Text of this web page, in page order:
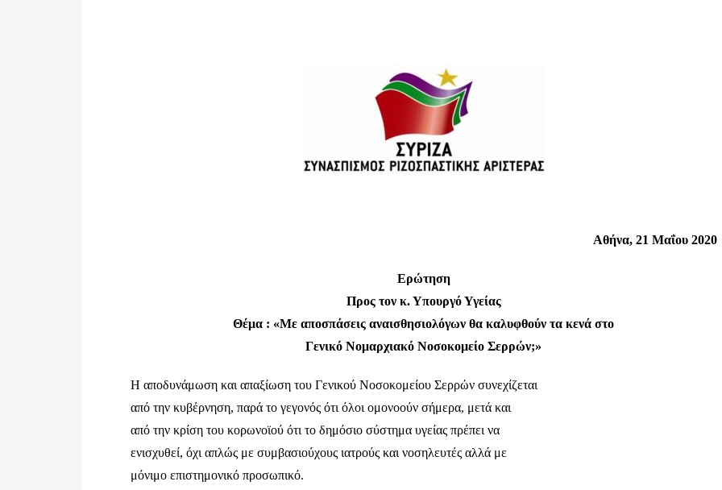
Αθήνα, 21 Μαΐου 2020
Ερώτηση
Προς τον κ. Υπουργό Υγείας
Θέμα : «Με αποσπάσεις αναισθησιολόγων θα καλυφθούν τα κενά στο
Γενικό Νομαρχιακό Νοσοκομείο Σερρών;»
Η αποδυνάμωση και απαξίωση του Γενικού Νοσοκομείου Σερρών συνεχίζεται
από την κυβέρνηση, παρά το γεγονός ότι όλοι ομονοούν σήμερα, μετά και
από την κρίση του κορωνοϊού ότι το δημόσιο σύστημα υγείας πρέπει να
ενισχυθεί, όχι απλώς με συμβασιούχους ιατρούς και νοσηλευτές αλλά με
μόνιμο επιστημονικό προσωπικό.